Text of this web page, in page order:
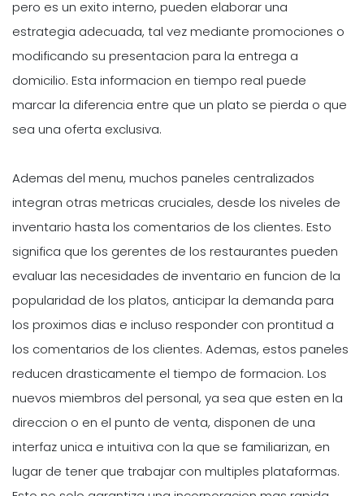
pero es un exito interno, pueden elaborar una
estrategia adecuada, tal vez mediante promociones o
modificando su presentacion para la entrega a
domicilio. Esta informacion en tiempo real puede
marcar la diferencia entre que un plato se pierda o que
sea una oferta exclusiva.
Ademas del menu, muchos paneles centralizados
integran otras metricas cruciales, desde los niveles de
inventario hasta los comentarios de los clientes. Esto
significa que los gerentes de los restaurantes pueden
evaluar las necesidades de inventario en funcion de la
popularidad de los platos, anticipar la demanda para
los proximos dias e incluso responder con prontitud a
los comentarios de los clientes. Ademas, estos paneles
reducen drasticamente el tiempo de formacion. Los
nuevos miembros del personal, ya sea que esten en la
direccion o en el punto de venta, disponen de una
interfaz unica e intuitiva con la que se familiarizan, en
lugar de tener que trabajar con multiples plataformas.